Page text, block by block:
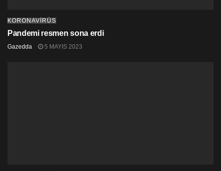
Toplam Kaybedilen Hasta Sayısı: 26
Yoğun Bakımda Yatan Hasta Sayısı: 4
KORONAVİRÜS
Pandemi resmen sona erdi
Gazedda 5 MAYIS 2023